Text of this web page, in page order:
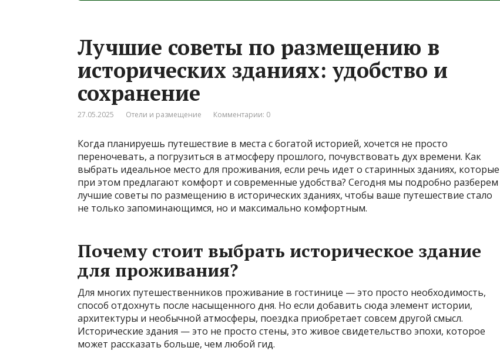
Лучшие советы по размещению в
исторических зданиях: удобство и
сохранение
27.05.2025 Отели и размещение Комментарии: 0
Когда планируешь путешествие в места с богатой историей, хочется не просто
переночевать, а погрузиться в атмосферу прошлого, почувствовать дух времени. Как
выбрать идеальное место для проживания, если речь идет о старинных зданиях, которые
при этом предлагают комфорт и современные удобства? Сегодня мы подробно разберем
лучшие советы по размещению в исторических зданиях, чтобы ваше путешествие стало
не только запоминающимся, но и максимально комфортным.
Почему стоит выбрать историческое здание
для проживания?
Для многих путешественников проживание в гостинице — это просто необходимость,
способ отдохнуть после насыщенного дня. Но если добавить сюда элемент истории,
архитектуры и необычной атмосферы, поездка приобретает совсем другой смысл.
Исторические здания — это не просто стены, это живое свидетельство эпохи, которое
может рассказать больше, чем любой гид.